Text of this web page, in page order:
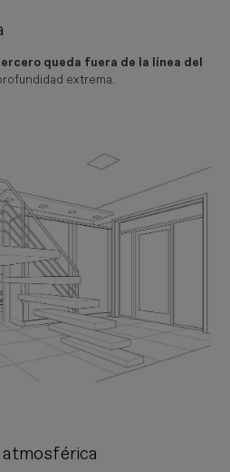
queda fuera de la línea del
extrema.